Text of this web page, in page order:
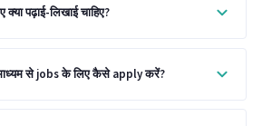
पढ़ाई-लिखाई चाहिए?
से jobs के लिए कैसे apply करें?